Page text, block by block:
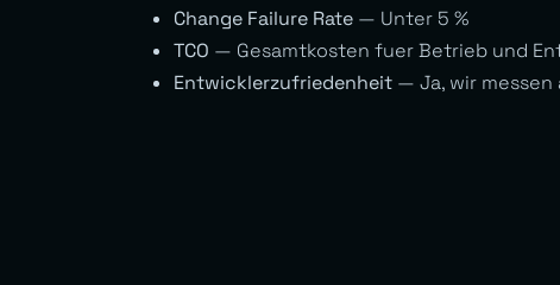
Change Failure Rate — Unter 5 %
TCO — Gesamtkosten fuer Betrieb und
Entwicklerzufriedenheit — Ja, wir